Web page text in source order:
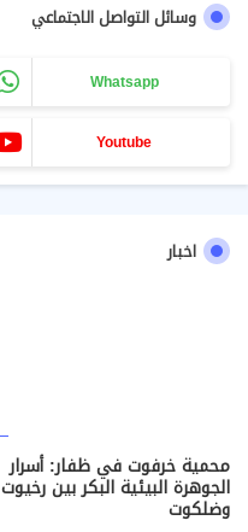
وسائل التواصل الاجتماعي
Whatsapp
Youtube
اخبار
محمية خرفوت في ظفار: أسرار
الجوهرة البيئية البكر بين رخيوت
وضلكوت